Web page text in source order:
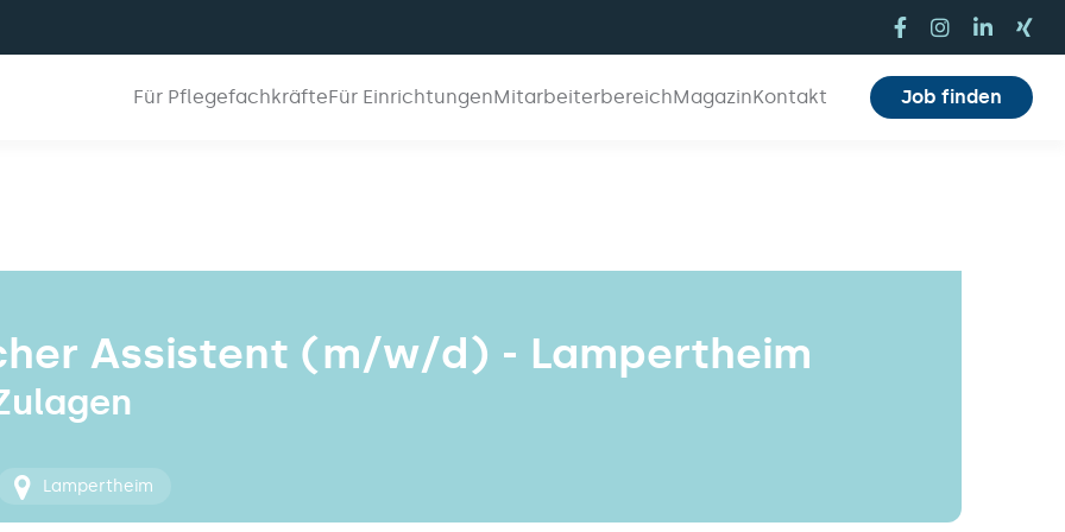
Für PflegefachkräfteFür EinrichtungenMitarbeiterbereichMagazinKontakt Job finden
Assistent (m/w/d) - Lampertheim
Lampertheim